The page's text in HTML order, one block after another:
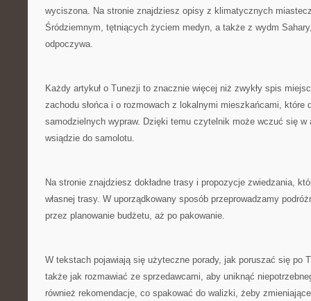
wyciszona. Na stronie znajdziesz opisy z klimatycznych
Śródziemnym, tętniących życiem medyn, a także z wydm
odpoczywa.
Każdy artykuł o Tunezji to znacznie więcej niż zwykły spis
zachodu słońca i o rozmowach z lokalnymi mieszkańcami, które
samodzielnych wypraw. Dzięki temu czytelnik może wczuć się
wsiądzie do samolotu.
Na stronie znajdziesz dokładne trasy i propozycje zwiedzania,
własnej trasy. W uporządkowany sposób przeprowadzamy
przez planowanie budżetu, aż po pakowanie.
W tekstach pojawiają się użyteczne porady, jak poruszać się po
także jak rozmawiać ze sprzedawcami, aby uniknąć
również rekomendacje, co spakować do walizki, żeby